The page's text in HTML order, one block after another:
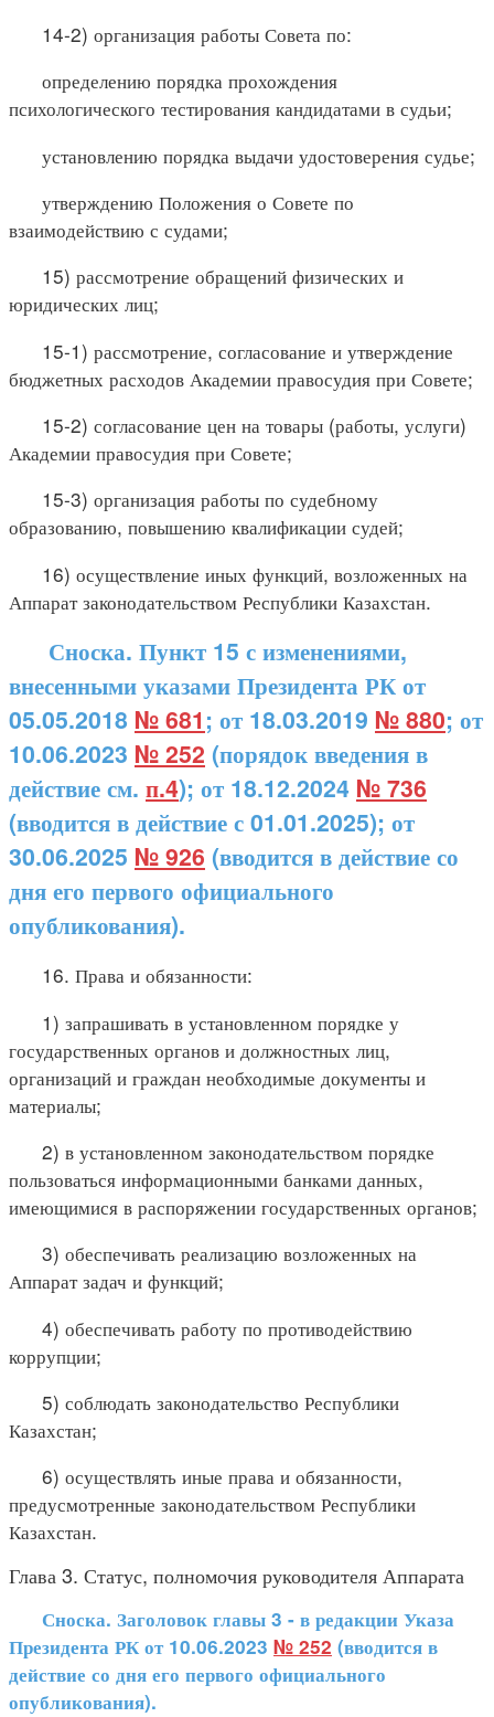
14-2) организация работы Совета по:
определению порядка прохождения
психологического тестирования кандидатами в судьи;
установлению порядка выдачи удостоверения судье;
утверждению Положения о Совете по
взаимодействию с судами;
15) рассмотрение обращений физических и
юридических лиц;
15-1) рассмотрение, согласование и утверждение
бюджетных расходов Академии правосудия при Совете;
15-2) согласование цен на товары (работы, услуги)
Академии правосудия при Совете;
15-3) организация работы по судебному
образованию, повышению квалификации судей;
16) осуществление иных функций, возложенных на
Аппарат законодательством Республики Казахстан.
Сноска. Пункт 15 с изменениями,
внесенными указами Президента РК от
05.05.2018 № 681; от 18.03.2019 № 880; от
10.06.2023 № 252 (порядок введения в
действие см. п.4); от 18.12.2024 № 736
(вводится в действие с 01.01.2025); от
30.06.2025 № 926 (вводится в действие со
дня его первого официального
опубликования).
16. Права и обязанности:
1) запрашивать в установленном порядке у
государственных органов и должностных лиц,
организаций и граждан необходимые документы и
материалы;
2) в установленном законодательством порядке
пользоваться информационными банками данных,
имеющимися в распоряжении государственных органов;
3) обеспечивать реализацию возложенных на
Аппарат задач и функций;
4) обеспечивать работу по противодействию
коррупции;
5) соблюдать законодательство Республики
Казахстан;
6) осуществлять иные права и обязанности,
предусмотренные законодательством Республики
Казахстан.
Глава 3. Статус, полномочия руководителя Аппарата
Сноска. Заголовок главы 3 - в редакции Указа
Президента РК от 10.06.2023 № 252 (вводится в
действие со дня его первого официального
опубликования).